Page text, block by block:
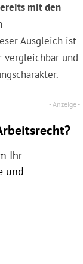
mit den
Ausgleich ist
vergleichbar und
Ihr
und